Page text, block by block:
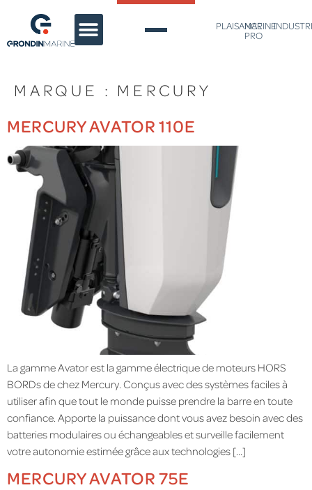
PLAISANCE
MARINE
PRO
MARQUE : MERCURY
MERCURY AVATOR 110E
La gamme Avator est la gamme électrique de moteurs HORS
BORDs de chez Mercury. Conçus avec des systèmes faciles à
utiliser afin que tout le monde puisse prendre la barre en toute
confiance. Apporte la puissance dont vous avez besoin avec des
batteries modulaires ou échangeables et surveille facilement
votre autonomie estimée grâce aux technologies […]
MERCURY AVATOR 75E